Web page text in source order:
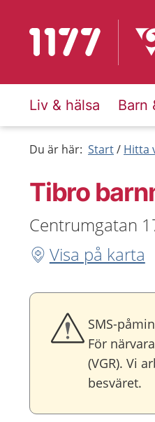
Till startsidan för 1177
Liv & hälsa Barn
Du är här: Start Hitta
Tibro
Centrumgatan
Visa på karta
SMS-
För
(VGR). Vi
besväret.